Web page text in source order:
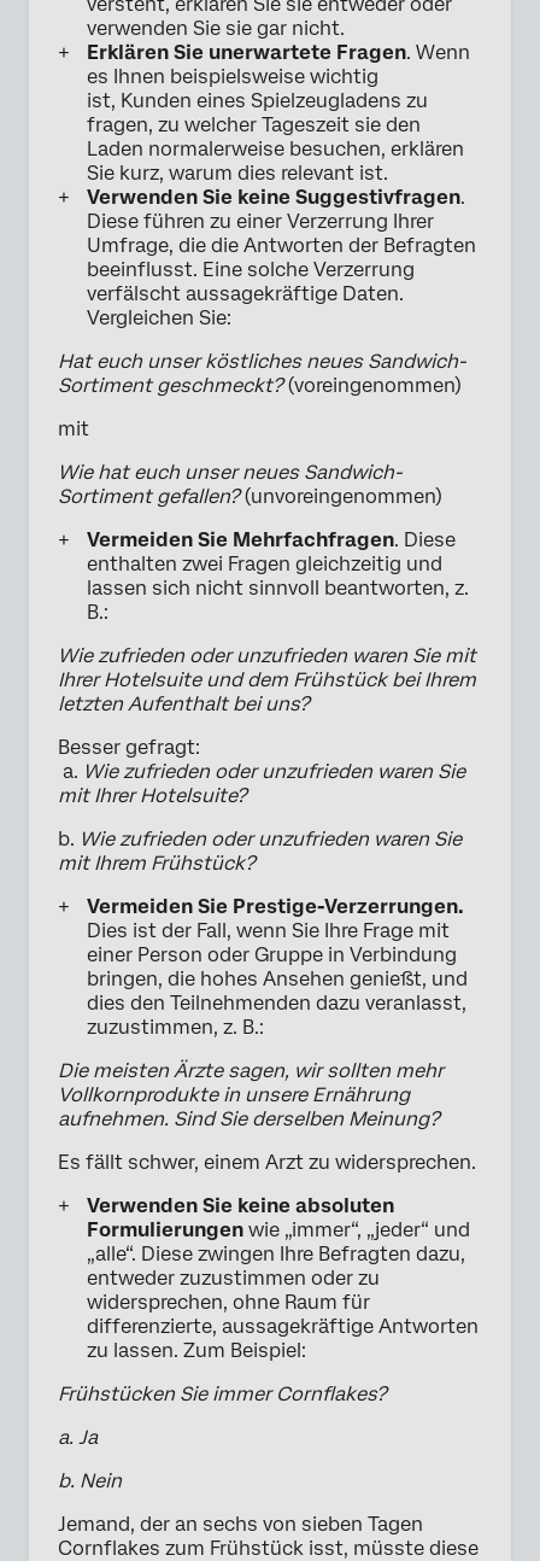
verwenden Sie sie gar nicht.
Erklären Sie unerwartete Fragen. Wenn
es Ihnen beispielsweise wichtig
ist, Kunden eines Spielzeugladens zu
fragen, zu welcher Tageszeit sie den
Laden normalerweise besuchen, erklären
Sie kurz, warum dies relevant ist.
Verwenden Sie keine Suggestivfragen.
Diese führen zu einer Verzerrung Ihrer
Umfrage, die die Antworten der Befragten
beeinflusst. Eine solche Verzerrung
verfälscht aussagekräftige Daten.
Vergleichen Sie:
Hat euch unser köstliches neues Sandwich-
Sortiment geschmeckt?(voreingenommen)
mit
Wie hat euch unser neues Sandwich-
Sortiment gefallen?(unvoreingenommen)
Vermeiden Sie Mehrfachfragen. Diese
enthalten zwei Fragen gleichzeitig und
lassen sich nicht sinnvoll beantworten, z.
B.:
Wie zufrieden oder unzufrieden waren Sie mit
Ihrer Hotelsuite und dem Frühstück bei Ihrem
letzten Aufenthalt bei uns?
Besser gefragt:
a. Wie zufrieden oder unzufrieden waren Sie
mit Ihrer Hotelsuite?
b. Wie zufrieden oder unzufrieden waren Sie
mit Ihrem Frühstück?
Vermeiden Sie Prestige-Verzerrungen.
Dies ist der Fall, wenn Sie Ihre Frage mit
einer Person oder Gruppe in Verbindung
bringen, die hohes Ansehen genießt, und
dies den Teilnehmenden dazu veranlasst,
zuzustimmen, z. B.:
Die meisten Ärzte sagen, wir sollten mehr
Vollkornprodukte in unsere Ernährung
aufnehmen. Sind Sie derselben Meinung?
Es fällt schwer, einem Arzt zu widersprechen.
Verwenden Sie keine absoluten
Formulierungen wie „immer“, „jeder“ und
„alle“. Diese zwingen Ihre Befragten dazu,
entweder zuzustimmen oder zu
widersprechen, ohne Raum für
differenzierte, aussagekräftige Antworten
zu lassen. Zum Beispiel:
Frühstücken Sie immer Cornflakes?
a. Ja
b. Nein
Jemand, der an sechs von sieben Tagen
Cornflakes zum Frühstück isst, müsste diese